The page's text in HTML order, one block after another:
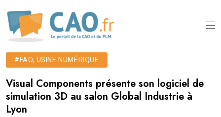
#FAO, USINE NUMÉRIQUE
Visual Components présente son logiciel de
simulation 3D au salon Global Industrie à
Lyon